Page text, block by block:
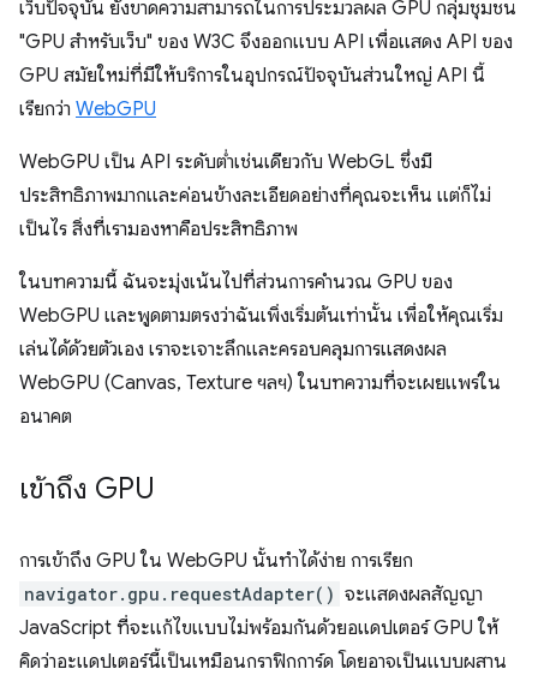
เว็บปัจจุบัน ยังขาดความสามารถในการประมวลผล GPU กลุ่มชุมชน
"GPU สำหรับเว็บ" ของ W3C จึงออกแบบ API เพื่อแสดง API ของ
GPU สมัยใหม่ที่มีให้บริการในอุปกรณ์ปัจจุบันส่วนใหญ่ API นี้
เรียกว่า WebGPU
WebGPU เป็น API ระดับต่ำเช่นเดียวกับ WebGL ซึ่งมี
ประสิทธิภาพมากและค่อนข้างละเอียดอย่างที่คุณจะเห็น แต่ก็ไม่
เป็นไร สิ่งที่เรามองหาคือประสิทธิภาพ
ในบทความนี้ ฉันจะมุ่งเน้นไปที่ส่วนการคำนวณ GPU ของ
WebGPU และพูดตามตรงว่าฉันเพิ่งเริ่มต้นเท่านั้น เพื่อให้คุณเริ่ม
เล่นได้ด้วยตัวเอง เราจะเจาะลึกและครอบคลุมการแสดงผล
WebGPU (Canvas, Texture ฯลฯ) ในบทความที่จะเผยแพร่ใน
อนาคต
เข้าถึง GPU
การเข้าถึง GPU ใน WebGPU นั้นทำได้ง่าย การเรียก
navigator.gpu.requestAdapter() จะแสดงผลสัญญา
JavaScript ที่จะแก้ไขแบบไม่พร้อมกันด้วยอแดปเตอร์ GPU ให้
คิดว่าอะแดปเตอร์นี้เป็นเหมือนกราฟิกการ์ด โดยอาจเป็นแบบผสาน